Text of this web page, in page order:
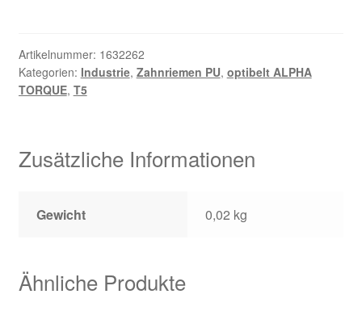
Zahlungsarten
Menge
Artikelnummer: 1632262
Kategorien: Industrie, Zahnriemen PU, optibelt ALPHA
TORQUE, T5
Zusätzliche Informationen
Gewicht 0,02 kg
Ähnliche Produkte